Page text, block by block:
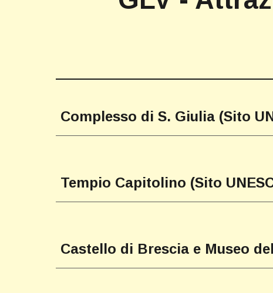
Complesso di S. Giulia (Sito
Tempio Capitolino (Sito
Castello di Brescia e Museo